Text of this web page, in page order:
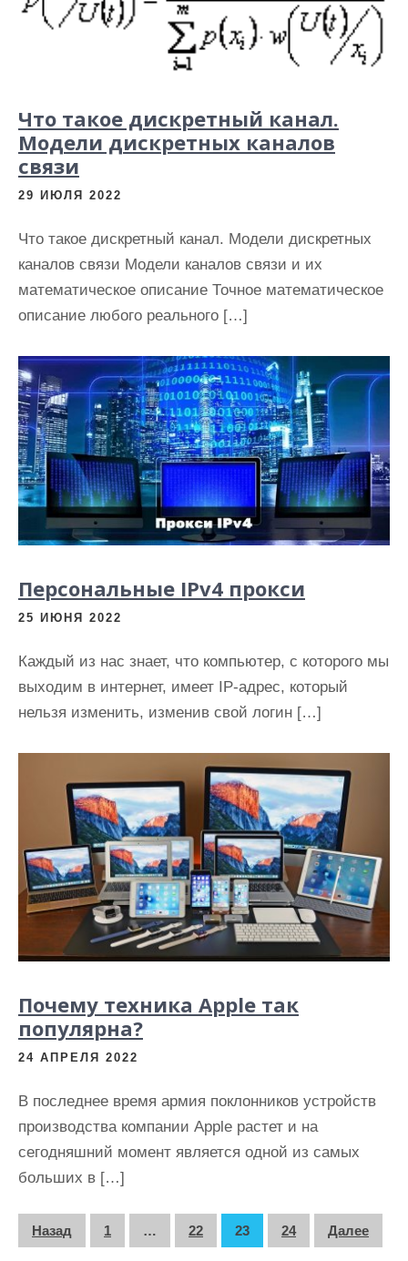
Что такое дискретный канал.
Модели дискретных каналов
связи
29 ИЮЛЯ 2022
Что такое дискретный канал. Модели дискретных
каналов связи Модели каналов связи и их
математическое описание Точное математическое
описание любого реального […]
Персональные IPv4 прокси
25 ИЮНЯ 2022
Каждый из нас знает, что компьютер, с которого мы
выходим в интернет, имеет IP-адрес, который
нельзя изменить, изменив свой логин […]
Почему техника Apple так
популярна?
24 АПРЕЛЯ 2022
В последнее время армия поклонников устройств
производства компании Apple растет и на
сегодняшний момент является одной из самых
больших в […]
ПНазад 1 … 22 23 24 Далее